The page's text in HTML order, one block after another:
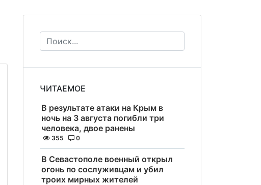
ЧИТАЕМОЕ
В результате атаки на Крым в
ночь на 3 августа погибли три
человека, двое ранены
355 0
В Севастополе военный открыл
огонь по сослуживцам и убил
троих мирных жителей